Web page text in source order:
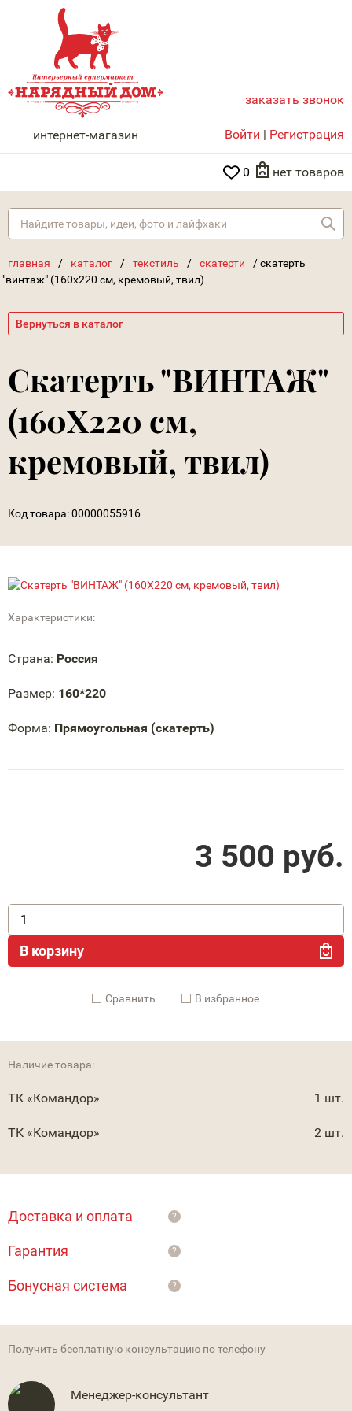
НАРЯДНЫЙ ДОМ
интернет-магазин
заказать звонок
Войти | Регистрация
0 нет товаров
главная / каталог / текстиль / скатерти /скатерть
"винтаж" (160х220 см, кремовый, твил)
Вернуться в каталог
Скатерть "ВИНТАЖ"
(160Х220 см,
кремовый, твил)
Код товара:00000055916
Характеристики:
Страна: Россия
Размер: 160*220
Форма: Прямоугольная (скатерть)
3 500 руб.
В корзину
Cравнить В избранное
Наличие товара:
ТК «Командор» 1 шт.
ТК «Командор» 2 шт.
Доставка и оплата ?
Гарантия ?
Бонусная система ?
Получить бесплатную консультацию по телефону
Менеджер-консультант